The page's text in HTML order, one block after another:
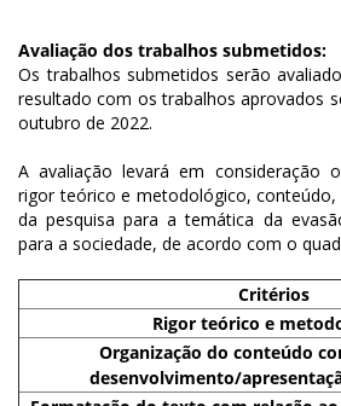
Avaliação dos trabalhos submetidos:
Os trabalhos submetidos serão
resultado com os trabalhos aprovados
outubro de 2022.
A avaliação levará em consideração
rigor teórico e metodológico,
da pesquisa para a temática da
para a sociedade, de acordo com o
Critérios
Rigor teórico e
Organização do conteúdo
desenvolvimento/